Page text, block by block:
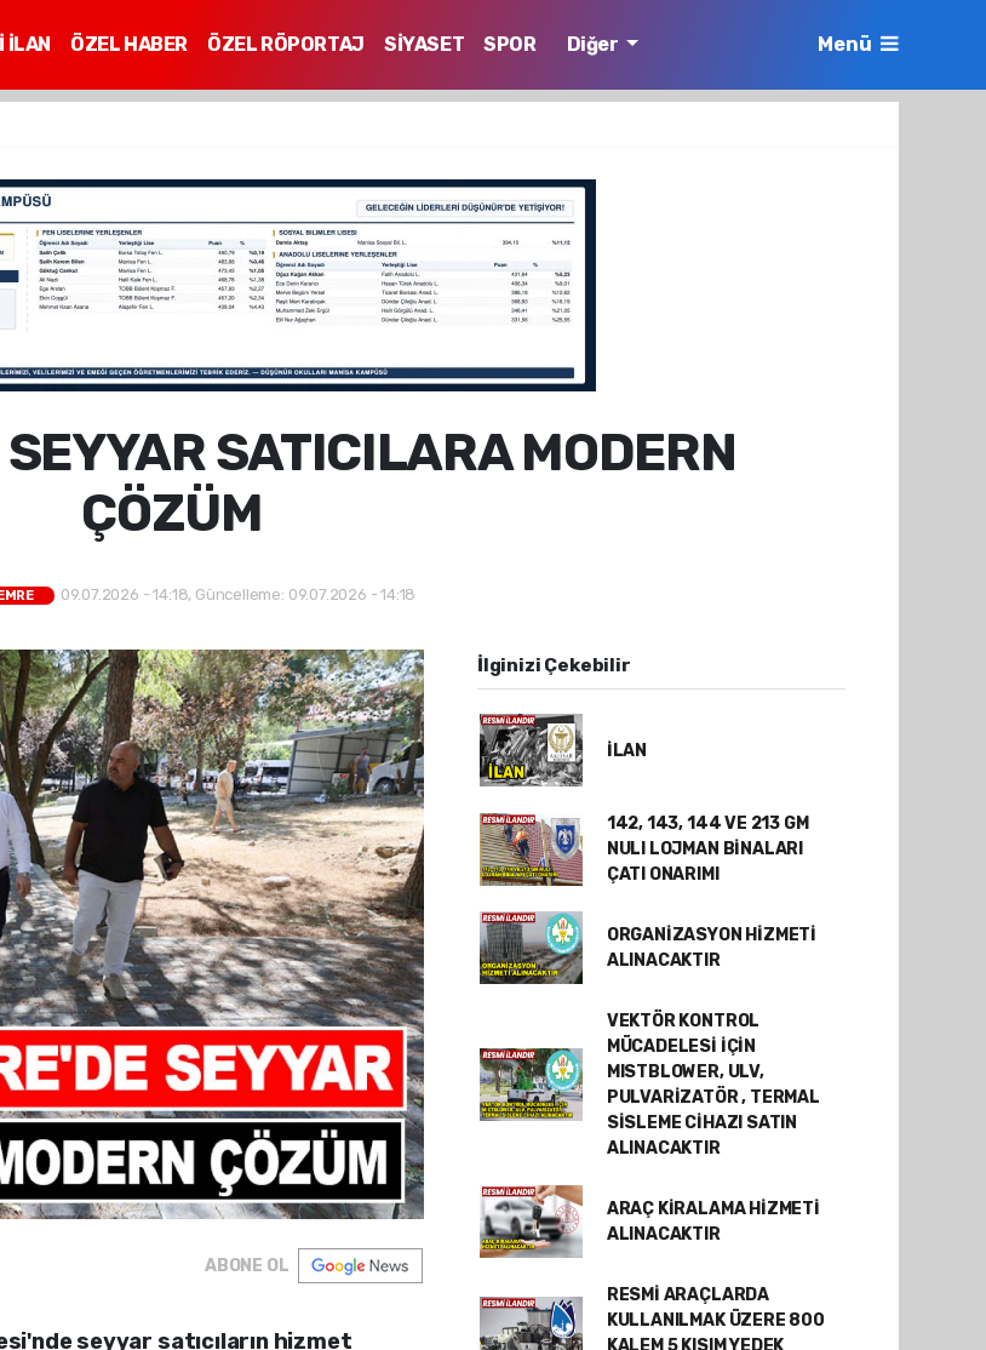
İLAN ÖZEL HABER ÖZEL RÖPORTAJ SİYASET
SPOR
Diğer Menü
SATICILARA MODERN
ÇÖZÜM
09.07.2026 - 14:18, Güncelleme: 09.07.2026 - 14:18
ABONE OL
seyyar satıcıların hizmet
İlginizi Çekebilir
İLAN
142, 143, 144 VE 213 GM
NULI LOJMAN BİNALARI
ÇATI ONARIMI
ORGANİZASYON HİZMETİ
ALINACAKTIR
VEKTÖR KONTROL
MÜCADELESİ İÇİN
MISTBLOWER, ULV,
PULVARİZATÖR , TERMAL
SİSLEME CİHAZI SATIN
ALINACAKTIR
ARAÇ KİRALAMA HİZMETİ
ALINACAKTIR
RESMİ ARAÇLARDA
KULLANILMAK ÜZERE 800
KALEM 5 KISIM YEDEK